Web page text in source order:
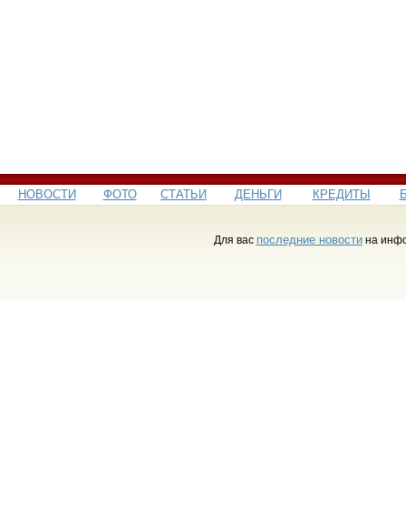
НОВОСТИ ФОТО СТАТЬИ ДЕНЬГИ КРЕДИТЫ
Для вас последние новостина